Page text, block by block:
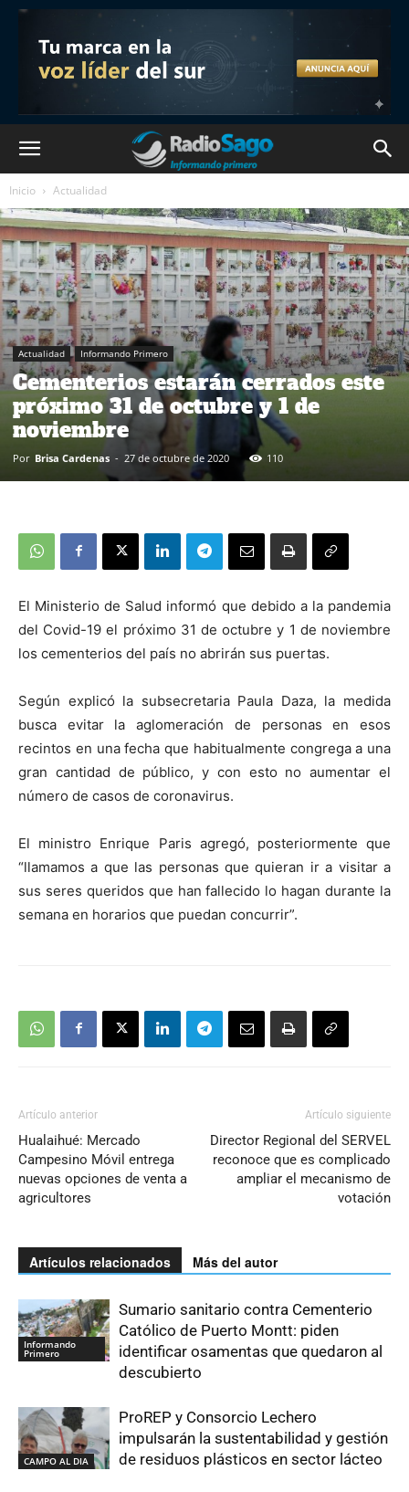
Inicio Actualidad
Actualidad Informando Primero
Cementerios estarán cerrados este
próximo 31 de octubre y 1 de
noviembre
Por Brisa Cardenas - 27 de octubre de 2020 110
El Ministerio de Salud informó que debido a la pandemia
del Covid-19 el próximo 31 de octubre y 1 de noviembre
los cementerios del país no abrirán sus puertas.
Según explicó la subsecretaria Paula Daza, la medida
busca evitar la aglomeración de personas en esos
recintos en una fecha que habitualmente congrega a una
gran cantidad de público, y con esto no aumentar el
número de casos de coronavirus.
El ministro Enrique Paris agregó, posteriormente que
“llamamos a que las personas que quieran ir a visitar a
sus seres queridos que han fallecido lo hagan durante la
semana en horarios que puedan concurrir”.
Artículo anterior
Hualaihué: Mercado
Campesino Móvil entrega
nuevas opciones de venta a
agricultores
Artículo siguiente
Director Regional del SERVEL
reconoce que es complicado
ampliar el mecanismo de
votación
Artículos relacionados Más del autor
Informando
Primero
Sumario sanitario contra Cementerio
Católico de Puerto Montt: piden
identificar osamentas que quedaron al
descubierto
CAMPO AL DIA
ProREP y Consorcio Lechero
impulsarán la sustentabilidad y gestión
de residuos plásticos en sector lácteo